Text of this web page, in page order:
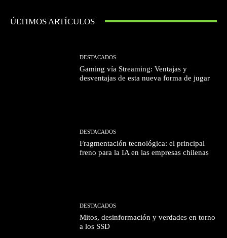
ÚLTIMOS ARTÍCULOS
DESTACADOS
Gaming vía Streaming: Ventajas y
desventajas de esta nueva forma de jugar
DESTACADOS
Fragmentación tecnológica: el principal
freno para la IA en las empresas chilenas
DESTACADOS
Mitos, desinformación y verdades en torno
a los SSD